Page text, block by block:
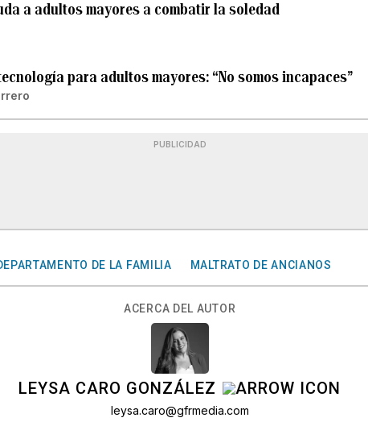
a adultos mayores a combatir la soledad
para adultos mayores: “No somos incapaces”
PUBLICIDAD
DE LA FAMILIA MALTRATO DE ANCIANOS
ACERCA DEL AUTOR
LEYSA CARO GONZÁLEZ
leysa.caro@gfrmedia.com